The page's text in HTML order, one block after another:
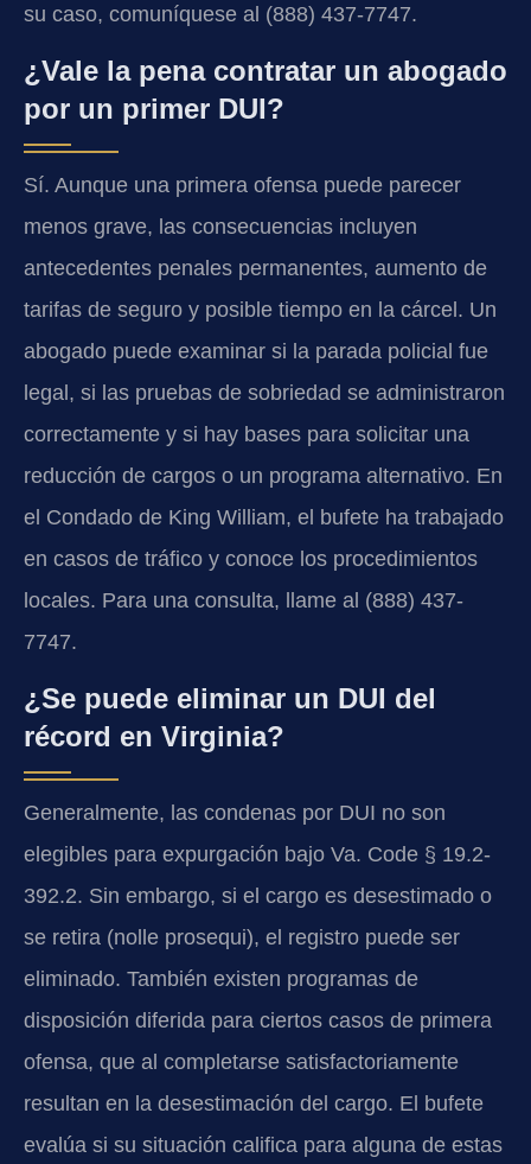
su caso, comuníquese al (888) 437-7747.
¿Vale la pena contratar un abogado
por un primer DUI?
Sí. Aunque una primera ofensa puede parecer
menos grave, las consecuencias incluyen
antecedentes penales permanentes, aumento de
tarifas de seguro y posible tiempo en la cárcel. Un
abogado puede examinar si la parada policial fue
legal, si las pruebas de sobriedad se administraron
correctamente y si hay bases para solicitar una
reducción de cargos o un programa alternativo. En
el Condado de King William, el bufete ha trabajado
en casos de tráfico y conoce los procedimientos
locales. Para una consulta, llame al (888) 437-
7747.
¿Se puede eliminar un DUI del
récord en Virginia?
Generalmente, las condenas por DUI no son
elegibles para expurgación bajo Va. Code § 19.2-
392.2. Sin embargo, si el cargo es desestimado o
se retira (nolle prosequi), el registro puede ser
eliminado. También existen programas de
disposición diferida para ciertos casos de primera
ofensa, que al completarse satisfactoriamente
resultan en la desestimación del cargo. El bufete
evalúa si su situación califica para alguna de estas